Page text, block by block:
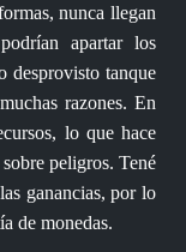
nunca llegan
apartar los
desprovisto tanque
razones. En
lo que hace
peligros. Tené
ganancias, por lo
de monedas.